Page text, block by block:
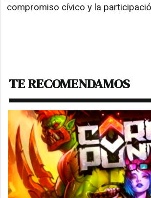
compromiso cívico y la
TE RECOMENDAMOS